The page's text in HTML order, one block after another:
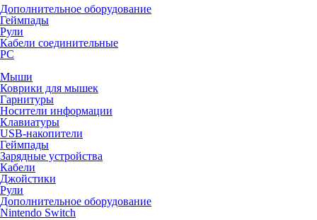
Дополнительное оборудование
Геймпады
Рули
Кабели соединительные
PC
Мыши
Коврики для мышек
Гарнитуры
Носители информации
Клавиатуры
USB-накопители
Геймпады
Зарядные устройства
Кабели
Джойстики
Рули
Дополнительное оборудование
Nintendo Switch